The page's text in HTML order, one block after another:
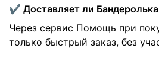
✔️ Доставляет ли Бандеролька
Через сервис Помощь при
только быстрый заказ, без